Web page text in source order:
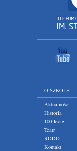
O SZKOLE
Aktualności
Historia
100-lecie
Teatr
RODO
Kontakt